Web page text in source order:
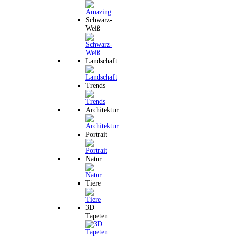
Schwarz-
Weiß
Landschaft
Trends
Architektur
Portrait
Natur
Tiere
3D
Tapeten